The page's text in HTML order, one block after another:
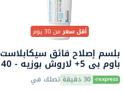
أقل سعرمن 30 يوم
بلسم إصلاح فائق سيكابلاست
باوم بي 5+ لاروش بوزيه - 40
مل 30 دقيقة تصلك في